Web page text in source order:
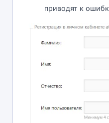
приводят к